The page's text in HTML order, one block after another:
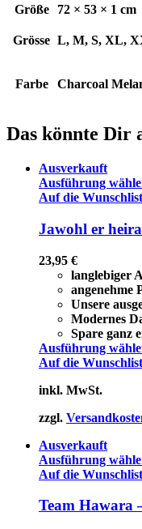
Größe
72 × 53 × 1 cm
Grösse L, M, S, XL,
Farbe Charcoal
Das könnte Dir
Ausverkauft
Ausführung
Auf die
Jawohl er
23,95 €
langlebiger
angenehme
Unsere
Modernes
Spare ganz
Ausführung
Auf die
inkl. MwSt.
zzgl.
Ausverkauft
Ausführung
Auf die
Team Hawara